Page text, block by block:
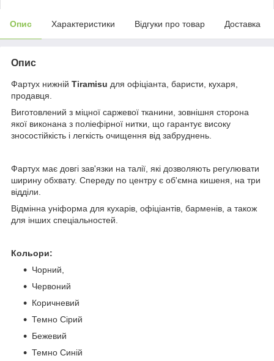
Опис Характеристики Відгуки про товар Доставка
Опис
Фартух нижній Tiramisu для офіціанта, баристи, кухаря,
продавця.
Виготовлений з міцної саржевої тканини, зовнішня сторона
якої виконана з поліефірної нитки, що гарантує високу
зносостійкість і легкість очищення від забруднень.
Фартух має довгі зав'язки на талії, які дозволяють регулювати
ширину обхвату. Спереду по центру є об'ємна кишеня, на три
відділи.
Відмінна уніформа для кухарів, офіціантів, барменів, а також
для інших спеціальностей.
Кольори:
Чорний,
Червоний
Коричневий
Темно Сірий
Бежевий
Темно Синій